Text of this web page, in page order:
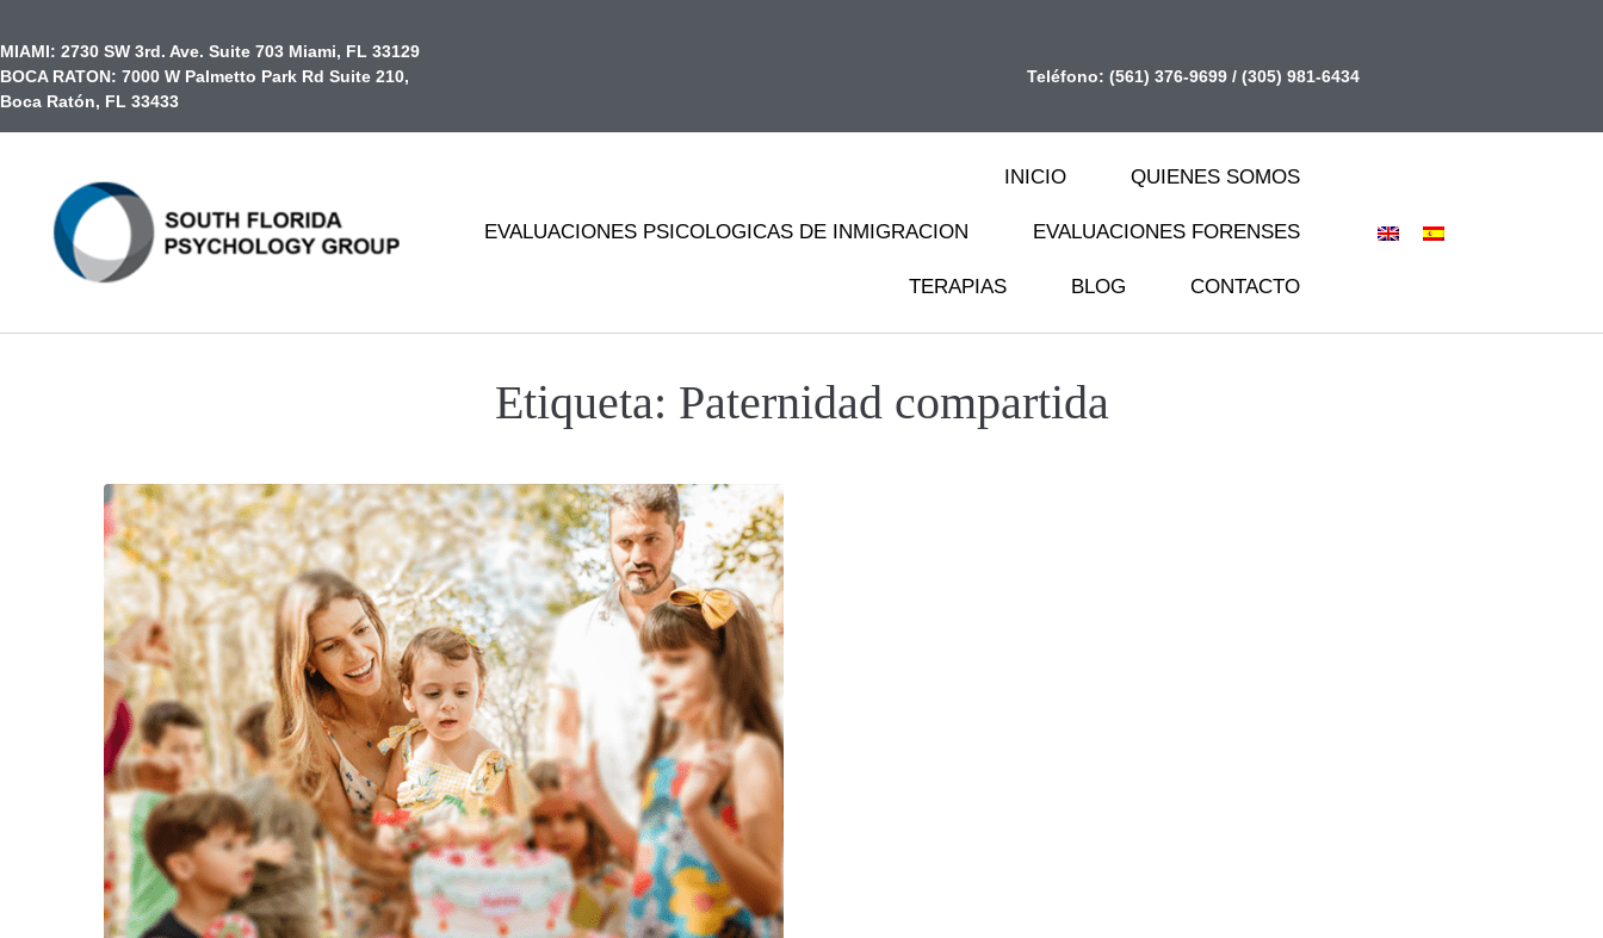
MIAMI: 2730 SW 3rd. Ave. Suite 703 Miami, FL 33129
BOCA RATON: 7000 W Palmetto Park Rd Suite 210,
Boca Ratón, FL 33433
Teléfono: (561) 376-9699 / (305) 981-6434
INICIO QUIENES SOMOS
EVALUACIONES PSICOLOGICAS DE INMIGRACION EVALUACIONES FORENSES
TERAPIAS BLOG CONTACTO
Etiqueta: Paternidad compartida